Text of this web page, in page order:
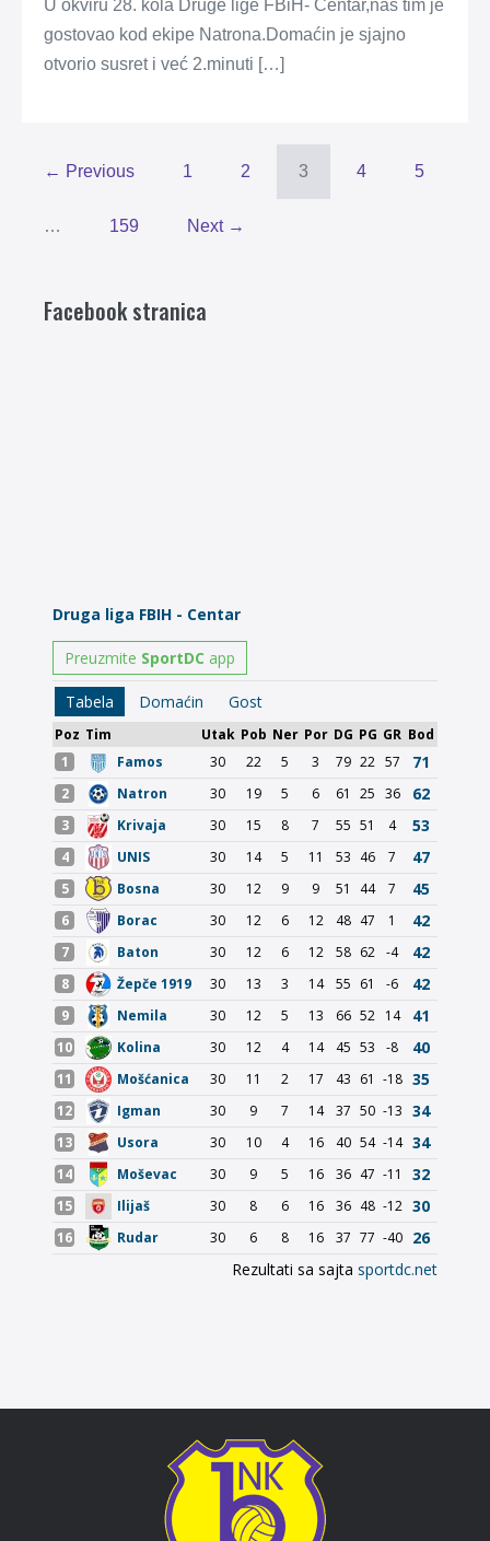
U okviru 28. kola Druge lige FBiH- Centar,naš tim je
gostovao kod ekipe Natrona.Domaćin je sjajno
otvorio susret i već 2.minuti […]
← Previous 1 2 3 4 5
… 159 Next →
Facebook stranica